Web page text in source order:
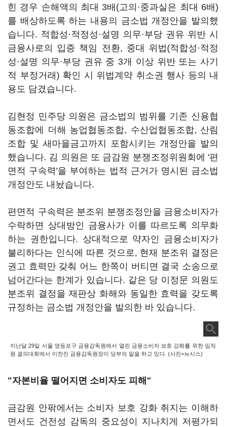
힌 경우 손해액의 최대 3배(고의·중과실은 최대 6배)
를 배상하도록 하는 내용의 금소법 개정안을 발의했
습니다. 적합성·적정성·설명 의무·부당 권유 위반 시
금융사로의 입증 책임 전환, 중대 위법(적합성·적정
성·설명 의무·부당 권유 중 3개 이상 위반 또는 사기
적 부정거래) 확인 시 위법계약 취소권 행사 등의 내
용도 담겼습니다.
김현정 민주당 의원은 금소법의 범위를 기존 신용협
동조합에 더해 농업협동조합, 수산업협동조합, 산림
조합 및 새마을금고까지 포함시키는 개정안을 발의
했습니다. 김 의원은 또 금감원 분쟁조정위원회에 '편
면적 구속력'을 부여하는 법적 근거가 명시된 금소법
개정안도 내놨습니다.
편면적 구속력은 분조위 분쟁조정안을 금융소비자가
수락하면 상대방인 금융사가 이를 따르도록 의무화
하는 권한입니다. 상대적으로 약자인 금융소비자가
불리하다는 인식에 따른 것으로, 현재 분조위 결정은
권고 효력만 갖춰 어느 한쪽이 버티면 결국 소송으로
넘어간다는 한계가 있습니다. 같은 당 이정문 의원도
분조위 결정을 재판상 화해와 동일한 효력을 갖도록
규정하는 금소법 개정안을 발의한 바 있습니다.
지난달 29일 서울 영등포구 금융감독원에서 열린 금융소비자 보호 강화를 위한 임직
원 결의대회에서 이찬진 금융감독원장이 당부의 말을 하고 있다. (사진=뉴시스)
"자본비율 떨어지면 소비자도 피해"
금감원 안팎에서는 소비자 보호 강화 취지는 이해하
면서도 건전성 감독의 중요성이 지나치게 저평가되